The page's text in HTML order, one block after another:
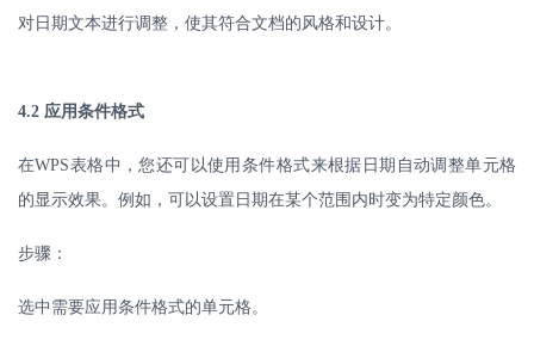
对日期文本进行调整，使其符合文档的风格和设计。
4.2 应用条件格式
在WPS表格中，您还可以使用条件格式来根据日期自动调整单元格
的显示效果。例如，可以设置日期在某个范围内时变为特定颜色。
步骤：
选中需要应用条件格式的单元格。